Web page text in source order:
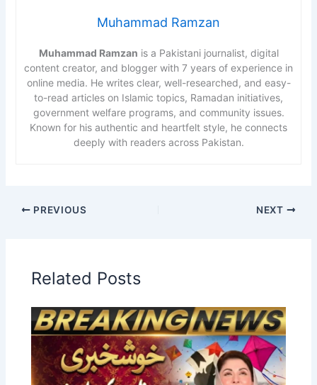
Muhammad Ramzan
Muhammad Ramzan is a Pakistani journalist, digital
content creator, and blogger with 7 years of experience in
online media. He writes clear, well-researched, and easy-
to-read articles on Islamic topics, Ramadan initiatives,
government welfare programs, and community issues.
Known for his authentic and heartfelt style, he connects
deeply with readers across Pakistan.
PREVIOUS NEXT
Related Posts